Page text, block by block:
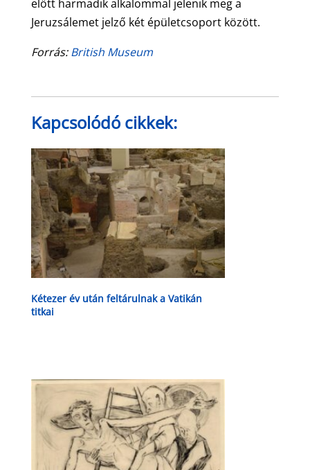
előtt harmadik alkalommal jelenik meg a
Jeruzsálemet jelző két épületcsoport között.
Forrás:British Museum
Kapcsolódó cikkek:
Kétezer év után feltárulnak a Vatikán
titkai